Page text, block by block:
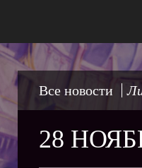
Все новости
28